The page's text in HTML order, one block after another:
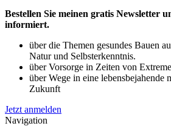
Bestellen Sie meinen gratis Newsletter
informiert.
über die Themen gesundes Bauen
Natur und Selbsterkenntnis.
über Vorsorge in Zeiten von
über Wege in eine lebensbejahende
Zukunft
Jetzt anmelden
Navigation